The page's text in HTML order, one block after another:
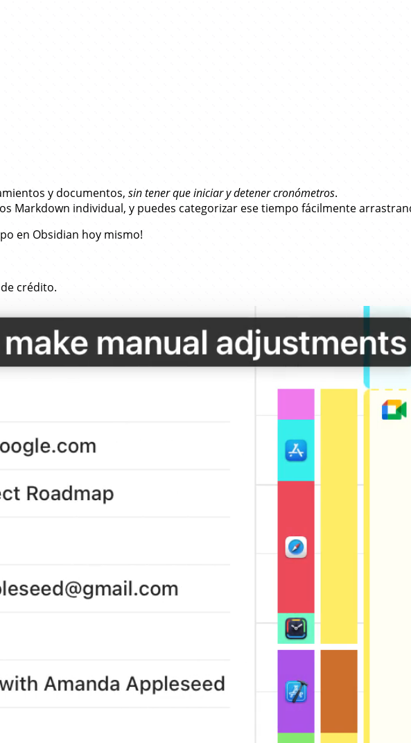
y documentos, sin tener que iniciar y detener cronómetros.
Markdown individual, y puedes categorizar ese tiempo fácilmente
en Obsidian hoy mismo!
crédito.